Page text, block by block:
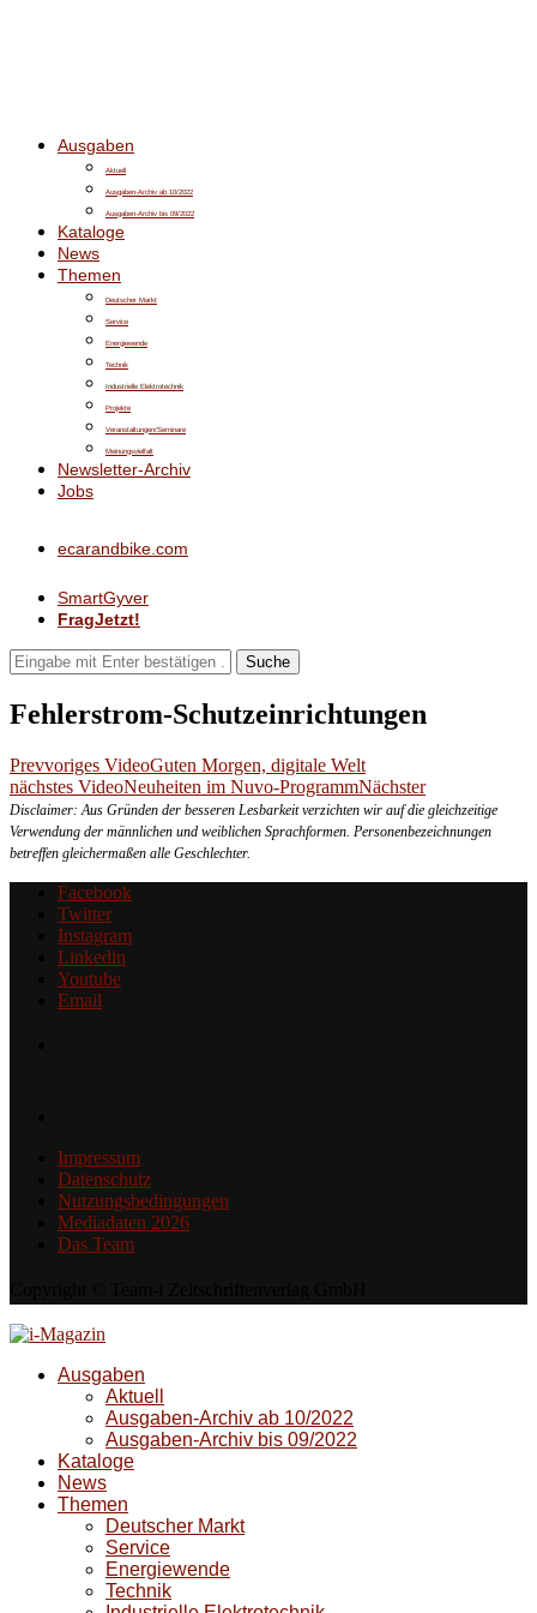
Ausgaben
Aktuell
Ausgaben-Archiv ab 10/2022
Ausgaben-Archiv bis 09/2022
Kataloge
News
Themen
Deutscher Markt
Service
Energiewende
Technik
Industrielle Elektrotechnik
Projekte
Veranstaltungen/Seminare
Meinungsvielfalt
Newsletter-Archiv
Jobs
ecarandbike.com
SmartGyver
FragJetzt!
Suche
Fehlerstrom-Schutzeinrichtungen
Prevvoriges VideoGuten Morgen, digitale Welt
nächstes VideoNeuheiten im Nuvo-ProgrammNächster
Disclaimer: Aus Gründen der besseren Lesbarkeit verzichten wir auf die gleichzeitige
Verwendung der männlichen und weiblichen Sprachformen. Personenbezeichnungen
betreffen gleichermaßen alle Geschlechter.
Facebook
Twitter
Instagram
Linkedin
Youtube
Email
Impressum
Datenschutz
Nutzungsbedingungen
Mediadaten 2026
Das Team
Ausgaben
Aktuell
Ausgaben-Archiv ab 10/2022
Ausgaben-Archiv bis 09/2022
Kataloge
News
Themen
Deutscher Markt
Service
Energiewende
Technik